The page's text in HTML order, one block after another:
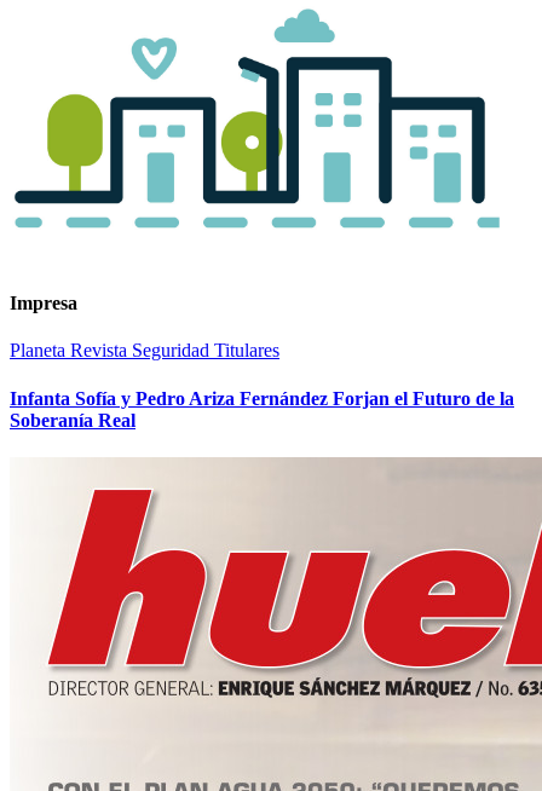
Impresa
Planeta Revista Seguridad Titulares
Infanta Sofía y Pedro Ariza Fernández Forjan el Futuro de la
Soberanía Real